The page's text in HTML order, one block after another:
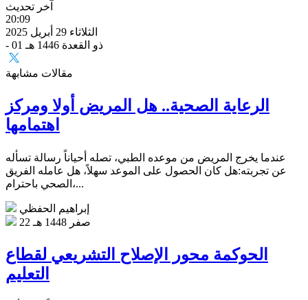
آخر تحديث
20:09
الثلاثاء 29 أبريل 2025
- 01 ذو القعدة 1446 هـ
مقالات مشابهة
الرعاية الصحية.. هل المريض أولا ومركز
اهتمامها
عندما يخرج المريض من موعده الطبي، تصله أحياناً رسالة تسأله
عن تجربته:هل كان الحصول على الموعد سهلاً، هل عامله الفريق
الصحي باحترام،...
إبراهيم الحفظي
22 صفر 1448 هـ
الحوكمة محور الإصلاح التشريعي لقطاع
التعليم